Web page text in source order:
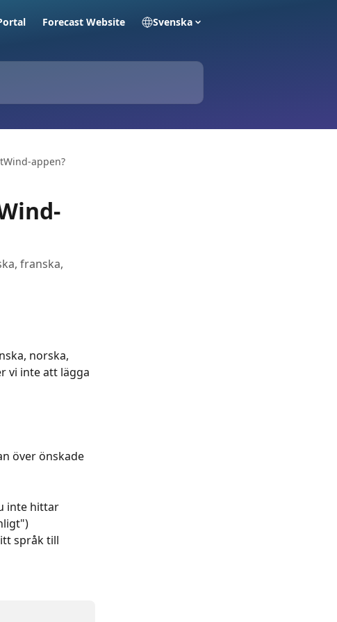
Forecast Website Svenska
appen?
franska,
norska,
vi inte att lägga
över önskade
inte hittar
språk till